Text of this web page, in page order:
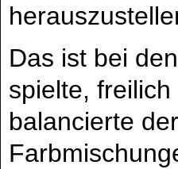
Das ist bei
spielte,
balancierte